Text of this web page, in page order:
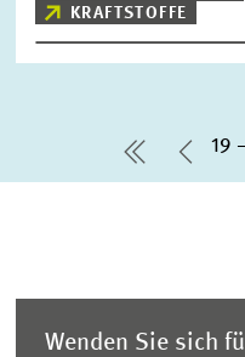
KRAFTSTOFFE
erste
19
Wenden Sie sich